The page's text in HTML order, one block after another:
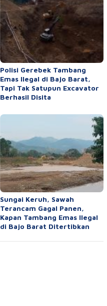
Polisi Gerebek Tambang
Emas Ilegal di Bajo Barat,
Tapi Tak Satupun Excavator
Berhasil Disita
Sungai Keruh, Sawah
Terancam Gagal Panen,
Kapan Tambang Emas Ilegal
di Bajo Barat Ditertibkan